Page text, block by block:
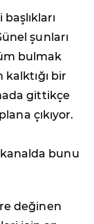
şunları
bulmak
kalktığı bir
gittikçe
çıkıyor.
bunu
değinen